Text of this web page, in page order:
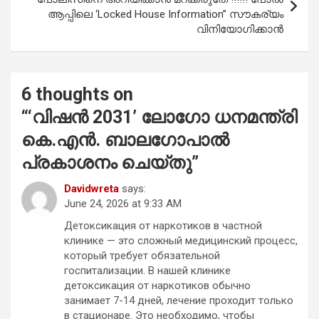
ആപ്പിലെ ‘Locked House Information” സൗകര്യം
വിനിയോഗിക്കാൻ
6 thoughts on
“‘വിഷൻ 2031’ ലോഗോ ധനമന്ത്രി
കെ.എൻ. ബാലഗോപാൽ
പ്രകാശനം ചെയ്തു”
Davidwreta says:
June 24, 2026 at 9:33 AM
Детоксикация от наркотиков в частной
клинике — это сложный медицинский процесс,
который требует обязательной
госпитализации. В нашей клинике
детоксикация от наркотиков обычно
занимает 7-14 дней, лечение проходит только
в стационаре. Это необходимо, чтобы